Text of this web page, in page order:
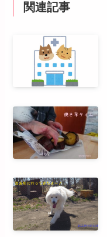
関連記事